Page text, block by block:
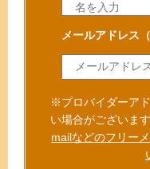
メールアドレス
※プロバイダーア
い場合がございます
mailなどのフリー